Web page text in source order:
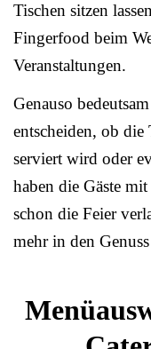
Tischen sitzen
Fingerfood beim
Veranstaltungen.
Genauso
entscheiden, ob
serviert wird oder
haben die Gäste
schon die Feier
mehr in den